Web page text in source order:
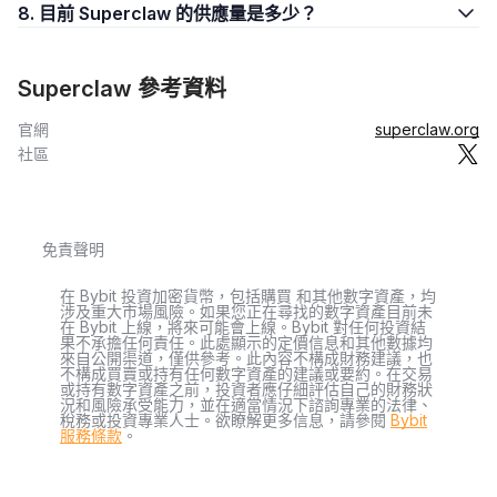
8. 目前 Superclaw 的供應量是多少？
Superclaw 參考資料
官網
superclaw.org
社區
免責聲明
在 Bybit 投資加密貨幣，包括購買 和其他數字資產，均
涉及重大市場風險。如果您正在尋找的數字資產目前未
在 Bybit 上線，將來可能會上線。Bybit 對任何投資結
果不承擔任何責任。此處顯示的定價信息和其他數據均
來自公開渠道，僅供參考。此內容不構成財務建議，也
不構成買賣或持有任何數字資產的建議或要約。在交易
或持有數字資產之前，投資者應仔細評估自己的財務狀
況和風險承受能力，並在適當情況下諮詢專業的法律、
稅務或投資專業人士。欲瞭解更多信息，請參閱 Bybit
服務條款 。